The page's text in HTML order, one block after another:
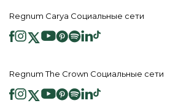
Regnum Carya Социальные сети
Regnum The Crown Социальные сети